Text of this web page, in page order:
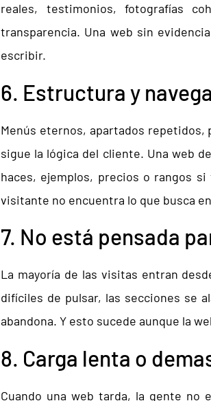
reales, testimonios, fotografías
transparencia. Una web sin
escribir.
6. Estructura y
Menús eternos, apartados repetidos,
sigue la lógica del cliente. Una web
haces, ejemplos, precios o rangos
visitante no encuentra lo que busca
7. No está pensada
La mayoría de las visitas entran
difíciles de pulsar, las secciones se
abandona. Y esto sucede aunque la
8. Carga lenta o
Cuando una web tarda, la gente no